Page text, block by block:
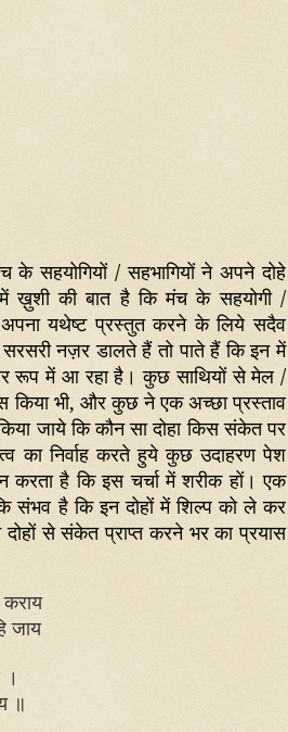
के सहयोगियों / सहभागियों ने अपने दोहे
ख़ुशी की बात है कि मंच के सहयोगी /
अपना यथेष्ट प्रस्तुत करने के लिये सदैव
नज़र डालते हैं तो पाते हैं कि इन में
रूप में आ रहा है। कुछ साथियों से मेल /
भी, और कुछ ने एक अच्छा प्रस्ताव
जाये कि कौन सा दोहा किस संकेत पर
का निर्वाह करते हुये कुछ उदाहरण पेश
है कि इस चर्चा में शरीक हों। एक
संभव है कि इन दोहों में शिल्प को ले कर
से संकेत प्राप्त करने भर का प्रयास
जाय
।
॥